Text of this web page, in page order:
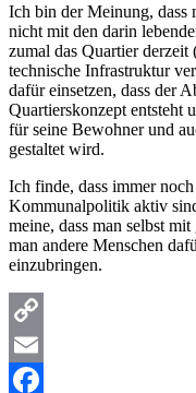
Ich bin der Meinung, dass
nicht mit den darin
zumal das Quartier derzeit
technische Infrastruktur
dafür einsetzen, dass der
Quartierskonzept entsteht
für seine Bewohner und
gestaltet wird.
Ich finde, dass immer
Kommunalpolitik aktiv
meine, dass man selbst
man andere Menschen
einzubringen.
Copy
Link
Email